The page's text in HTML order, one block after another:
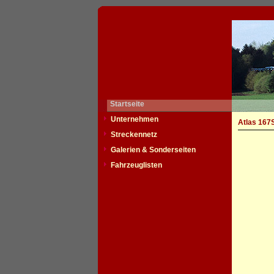
Startseite
Unternehmen
Streckennetz
Galerien & Sonderseiten
Fahrzeuglisten
Atlas